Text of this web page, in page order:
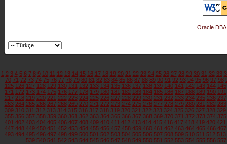
Oracle DBA
1 2 3 4 5 6 7 8 9 10 11 12 13 14 15 16 17 18 19 20 21 22 23 24 25 26 27 28 29 30 31 32 33
70 71 72 73 74 75 76 77 78 79 80 81 82 83 84 85 86 87 88 89 90 91 92 93 94 95 96 97 98
125 126 127 128 129 130 131 132 133 134 135 136 137 138 139 140 141 142 143 144 145
171 172 173 174 175 176 177 178 179 180 181 182 183 184 185 186 187 188 189 190 191
217 218 219 220 221 222 223 224 225 226 227 228 229 230 231 232 233 234 235 236 237
263 264 265 266 267 268 269 270 271 272 273 274 275 276 277 278 279 280 281 282 283
309 310 311 312 313 314 315 316 317 318 319 320 321 322 323 324 325 326 327 328 329
355 356 357 358 359 360 361 362 363 364 365 366 367 368 369 370 371 372 373 374 375
401 402 403 404 405 406 407 408 409 410 411 412 413 414 415 416 417 418 419 420 421
447 448 449 450 451 452 453 454 455 456 457 458 459 460 461 462 463 464 465 466 467
493 494 495 496 497 498 499 500 501 502 503 504 505 506 507 508 509 510 511 512 513
539 540 541 542 543 544 545 546 547 548 549 550 551 552 553 554 555 556 557